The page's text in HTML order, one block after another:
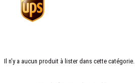
Il n’y a aucun produit à lister dans cette catégorie.